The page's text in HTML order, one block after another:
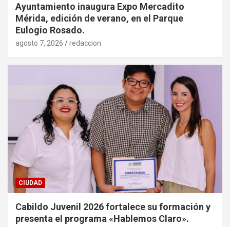
Ayuntamiento inaugura Expo Mercadito
Mérida, edición de verano, en el Parque
Eulogio Rosado.
agosto 7, 2026 redaccion
CIUDAD
Cabildo Juvenil 2026 fortalece su formación y
presenta el programa «Hablemos Claro».